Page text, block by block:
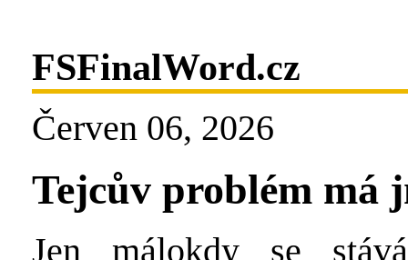
FSFinalWord.cz
Červen 06, 2026
Tejcův problém má
Jen málokdy se